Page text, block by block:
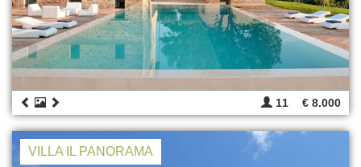
11 € 8.000
VILLA IL PANORAMA